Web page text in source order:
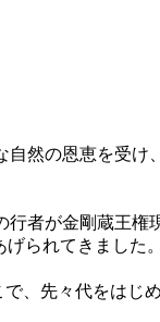
然の恩恵を受け
者が金剛蔵王権
られてきました。
、先々代をはじ